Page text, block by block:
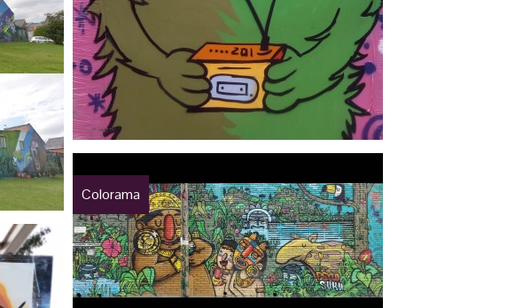
Colorama